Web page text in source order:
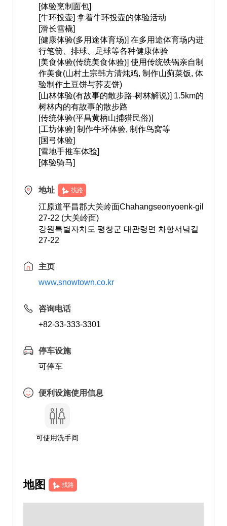
[体验烹制面包]
[牛环投壶] 拿着牛环投壶的体验活动
[滑长雪橇]
[健康体验(多用途体育场)] 在多用途体育场内进
行笔箭、排球、足球等各种健康体验
[美食体验(传统美食体验)] 使用传统铁锅亲自制
作美食(山村土宗韩方清炖鸡, 制作山蓟菜饭, 体
验制作土豆饼与荞麦饼)
[山林体验(有故事的散步路-树林解说)] 1.5km的
树林内的有故事的散步路
[传统体验(平昌黄柄山捕猎民俗)]
[工坊体验] 制作牛环体验, 制作鸟窝等
[国弓体验]
[雪地手推车体验]
[体验骑马]
地址 找路
江原道平昌郡大关岭面Chahangseonyoenk-gil
27-22 (大关岭面)
강원특별자치도 평창군 대관령면 차항서녘길
27-22
主页
www.snowtown.co.kr
咨询电话
+82-33-333-3301
停车设施
可停车
便利设施使用信息
可使用洗手间
地图 找路